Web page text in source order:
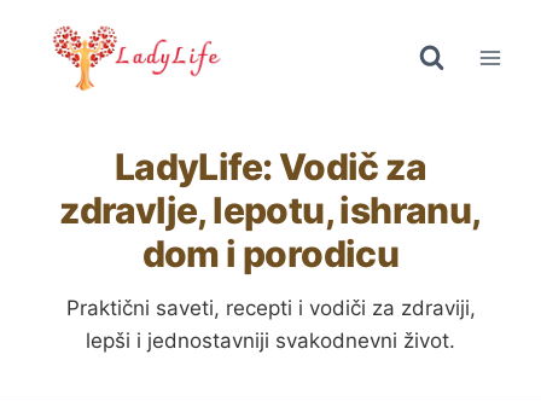
LadyLife: Vodič za
zdravlje, lepotu, ishranu,
dom i porodicu
Praktični saveti, recepti i vodiči za zdraviji,
lepši i jednostavniji svakodnevni život.